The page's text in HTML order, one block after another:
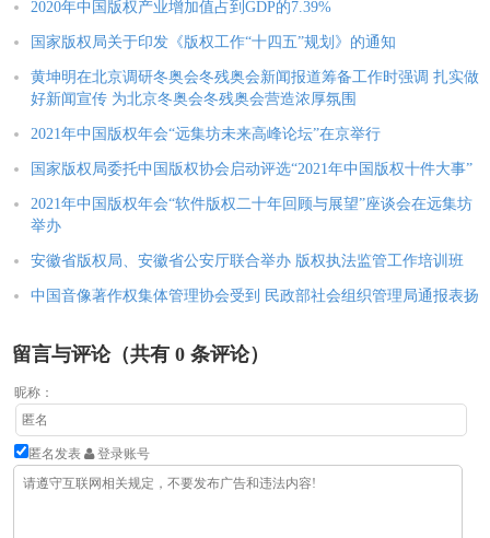
2020年中国版权产业增加值占到GDP的7.39%
国家版权局关于印发《版权工作“十四五”规划》的通知
黄坤明在北京调研冬奥会冬残奥会新闻报道筹备工作时强调 扎实做
好新闻宣传 为北京冬奥会冬残奥会营造浓厚氛围
2021年中国版权年会“远集坊未来高峰论坛”在京举行
国家版权局委托中国版权协会启动评选“2021年中国版权十件大事”
2021年中国版权年会“软件版权二十年回顾与展望”座谈会在远集坊
举办
安徽省版权局、安徽省公安厅联合举办 版权执法监管工作培训班
中国音像著作权集体管理协会受到 民政部社会组织管理局通报表扬
留言与评论（共有 0 条评论）
昵称：
匿名发表 登录账号